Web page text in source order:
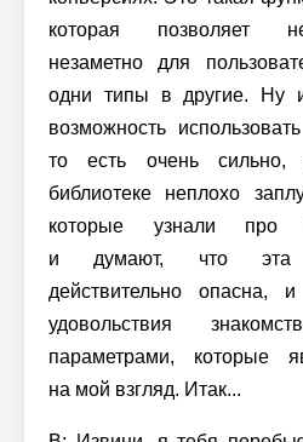
которая позволяет
незаметно для
одни типы в другие. Ну
возможность
то есть очень
библиотеке неплохо
которые узнали про
и думают, что эта
действительно
удовольствия
параметрами, которые
на мой взгляд. Итак...